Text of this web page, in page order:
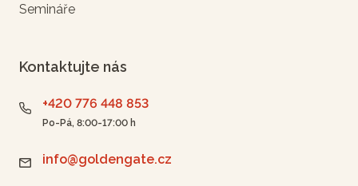
Semináře
Kontaktujte nás
+420 776 448 853
Po-Pá, 8:00-17:00 h
info@goldengate.cz